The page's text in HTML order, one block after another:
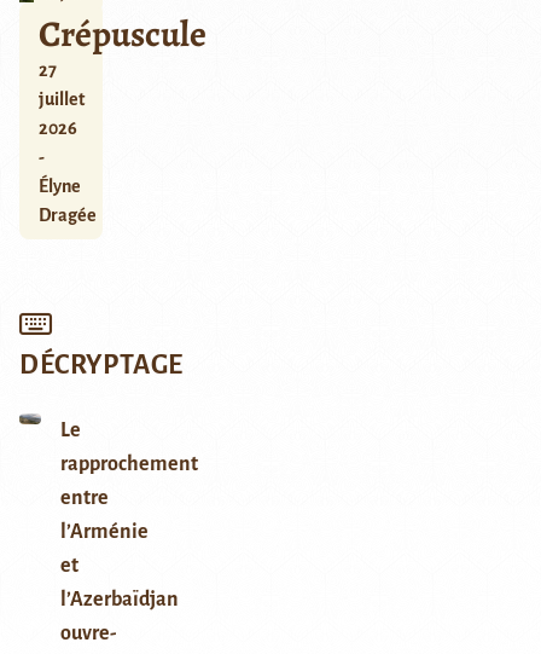
Crépuscule
27
juillet
2026
-
Élyne
Dragée
DÉCRYPTAGE
Le
rapprochement
entre
l’Arménie
et
l’Azerbaïdjan
ouvre-